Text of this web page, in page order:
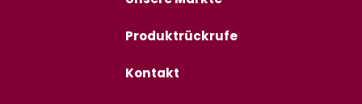
Produktrückrufe
Kontakt